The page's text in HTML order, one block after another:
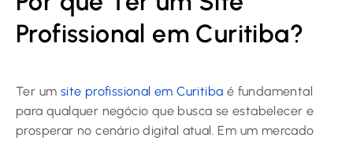
Profissional em Curitiba?
Ter um site profissional em Curitiba é fundamental
para qualquer negócio que busca se estabelecer e
prosperar no cenário digital atual. Em um mercado